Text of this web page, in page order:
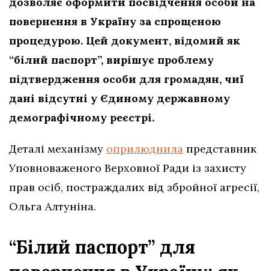
повернення в Україну за спрощеною
процедурою. Цей документ, відомий як
“білий паспорт”, вирішує проблему
підтвердження особи для громадян, чиї
дані відсутні у Єдиному державному
демографічному реєстрі.
Деталі механізму оприлюднила представник
Уповноваженого Верховної Ради із захисту
прав осіб, постраждалих від збройної агресії,
Ольга Алтуніна.
“Білий паспорт” для